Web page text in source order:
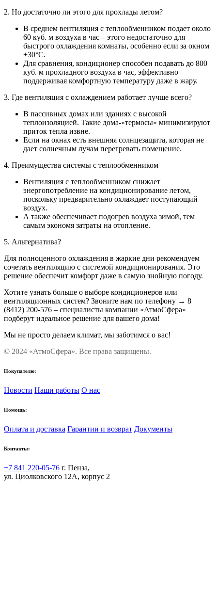
2. Но достаточно ли этого для прохлады летом?
В среднем вентиляция с теплообменником подает около
60 куб. м воздуха в час – этого недостаточно для
быстрого охлаждения комнаты, особенно если за окном
+30°C.
Для сравнения, кондиционер способен подавать до 800
куб. м прохладного воздуха в час, эффективно
поддерживая комфортную температуру даже в жару.
3. Где вентиляция с охлаждением работает лучше всего?
В пассивных домах или зданиях с высокой
теплоизоляцией. Такие дома-«термосы» минимизируют
приток тепла извне.
Если на окнах есть внешняя солнцезащита, которая не
дает солнечным лучам перегревать помещение.
4. Преимущества системы с теплообменником
Вентиляция с теплообменником снижает
энергопотребление на кондиционирование летом,
поскольку предварительно охлаждает поступающий
воздух.
А также обеспечивает подогрев воздуха зимой, тем
самым экономя затраты на отопление.
5. Альтернатива?
Для полноценного охлаждения в жаркие дни рекомендуем
сочетать вентиляцию с системой кондиционирования. Это
решение обеспечит комфорт даже в самую знойную погоду.
Хотите узнать больше о выборе кондиционеров или
вентиляционных систем? Звоните нам по телефону → 8
(8412) 200-576 – специалисты компании «АтмоСфера»
подберут идеальное решение для вашего дома!
Мы не просто делаем климат, мы заботимся о вас!
© 2024 «АтмоСфера». Все права защищены.
Покупателю:
Новости Наши работы О нас
Помощь:
Оплата и доставка Гарантии и возврат Документы
Контакты:
+7 841 220-05-76 г. Пенза,
ул. Циолковского 12А, корпус 2